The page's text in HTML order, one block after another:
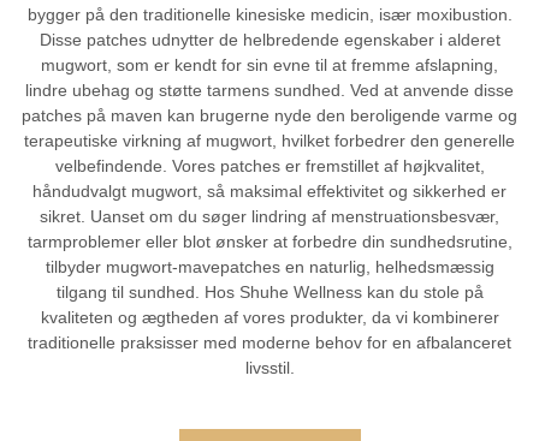
bygger på den traditionelle kinesiske medicin, især moxibustion.
Disse patches udnytter de helbredende egenskaber i alderet
mugwort, som er kendt for sin evne til at fremme afslapning,
lindre ubehag og støtte tarmens sundhed. Ved at anvende disse
patches på maven kan brugerne nyde den beroligende varme og
terapeutiske virkning af mugwort, hvilket forbedrer den generelle
velbefindende. Vores patches er fremstillet af højkvalitet,
håndudvalgt mugwort, så maksimal effektivitet og sikkerhed er
sikret. Uanset om du søger lindring af menstruationsbesvær,
tarmproblemer eller blot ønsker at forbedre din sundhedsrutine,
tilbyder mugwort-mavepatches en naturlig, helhedsmæssig
tilgang til sundhed. Hos Shuhe Wellness kan du stole på
kvaliteten og ægtheden af vores produkter, da vi kombinerer
traditionelle praksisser med moderne behov for en afbalanceret
livsstil.